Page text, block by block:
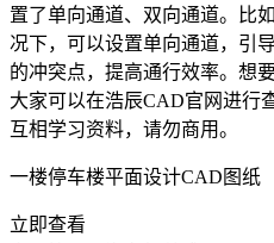
置了单向通道、双向通道。比
况下，可以设置单向通道，引
的冲突点，提高通行效率。想
大家可以在浩辰CAD官网进行
互相学习资料，请勿商用。
一楼停车楼平面设计CAD图纸
立即查看